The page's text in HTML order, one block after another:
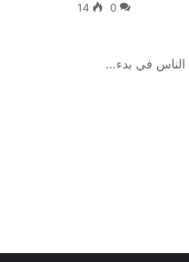
0
14
الناس في بدء…